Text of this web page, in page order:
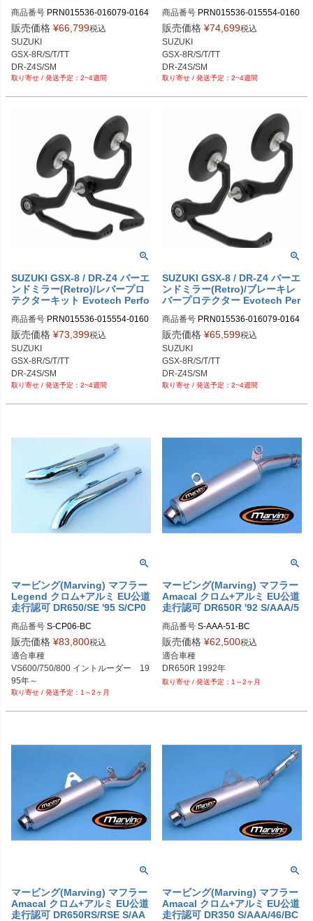
商品番号 PRN015536-016079-0164
66-016469-016516-016518
PRN015536-016079-016466-01646
9-016516-016518-04
PRN015536-016079-016466-01646
9-016516-016518-05
9-016516-016518-06
PRN015536-016079-016466-01646
9-016516-016518-08
PRN015536-016079-016466-01646
9-016516-016518-09
販売価格 ¥66,799税込
SUZUKI
GSX-8R/S/T/TT
DR-Z4S/SM
2~4週間
商品番号 PRN015536-015554-0160
79-016466-016469-016517-016518
PRN015536-015554-016079-01646
6-016469-016517-016518-04
PRN015536-015554-016079-01646
6-016469-016517-016518-05
6-016469-016517-016518-06
PRN015536-015554-016079-01646
6-016469-016517-016518-07
PRN015536-015554-016079-01646
6-016469-016517-016518-08
PRN015536-015554-016079-01646
6-016469-016517-016518-09
PRN015536-015554-016079-01646
6-016469-016517-016518-10
販売価格 ¥74,699税込
SUZUKI
GSX-8R/S/T/TT
DR-Z4S/SM
2~4週間
SUZUKI GSX-8 / DR-Z4 バーエ
ンドミラー(Retro)/レバープロ
テクターキット Evotech Perfo
商品番号 PRN015536-015554-0160
79-016459-016469-016517-016518
PRN015536-015554-016079-01645
9-016469-016517-016518-04
PRN015536-015554-016079-01645
9-016469-016517-016518-05
9-016469-016517-016518-06
PRN015536-015554-016079-01645
9-016469-016517-016518-08
PRN015536-015554-016079-01645
9-016469-016517-016518-09
PRN015536-015554-016079-01645
9-016469-016517-016518-10
販売価格 ¥73,399税込
SUZUKI
GSX-8R/S/T/TT
DR-Z4S/SM
2~4週間
SUZUKI GSX-8 / DR-Z4 バーエ
ンドミラー(Retro)/ブレーキレ
バープロテクター Evotech Per
商品番号 PRN015536-016079-0164
59-016469-016516-016518
PRN015536-016079-016459-01646
9-016516-016518-04
PRN015536-016079-016459-01646
9-016516-016518-05
9-016516-016518-06
PRN015536-016079-016459-01646
PRN015536-016079-016459-01646
9-016516-016518-09
販売価格 ¥65,599税込
SUZUKI
GSX-8R/S/T/TT
DR-Z4S/SM
2~4週間
マービング(Marving) マフラー
Legend クロム+アルミ EU公道
走行認可 DR650/SE '95 S/CP0
商品番号 S-CP06-BC
メーカー型番：S/CP06/BC
EUD型番：mvg_S-CP06-BC
販売価格 ¥83,800税込
適合車種
VS600/750/800 イントルーダー　19
1～2ヶ月
マービング(Marving) マフラー
Amacal クロム+アルミ EU公道
走行認可 DR650R '92 S/AAA/5
商品番号 S-AAA-51-BC
メーカー型番：S/AAA/51/BC
EUD型番：mvg_S-AAA-51-BC
販売価格 ¥62,500税込
適合車種
DR650R 1992年
1～2ヶ月
マービング(Marving) マフラー
Amacal クロム+アルミ EU公道
走行認可 DR650RS/RSE S/AA
マービング(Marving) マフラー
Amacal クロム+アルミ EU公道
走行認可 DR350 S/AAA/46/BC